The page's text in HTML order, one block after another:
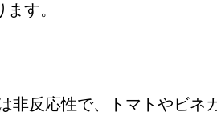
す。
非反応性で、トマトやビ